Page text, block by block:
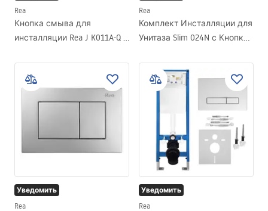
Rea
Кнопка смыва для
инсталляции Rea J K011A-Q и
Rea
Комплект Инсталляции для
Унитаза Slim 024N с Кнопкой
Уведомить
Rea
Уведомить
Rea